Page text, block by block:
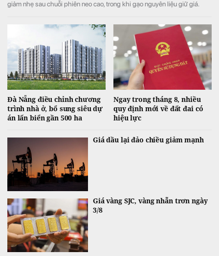
giảm nhẹ sau chuỗi phiên neo cao, trong khi gạo nguyên liệu giữ giá.
Đà Nẵng điều chỉnh chương
trình nhà ở, bổ sung siêu dự
án lấn biển gần 500 ha
Ngay trong tháng 8, nhiều
quy định mới về đất đai có
hiệu lực
Giá dầu lại đảo chiều giảm mạnh
Giá vàng SJC, vàng nhẫn trơn ngày
3/8